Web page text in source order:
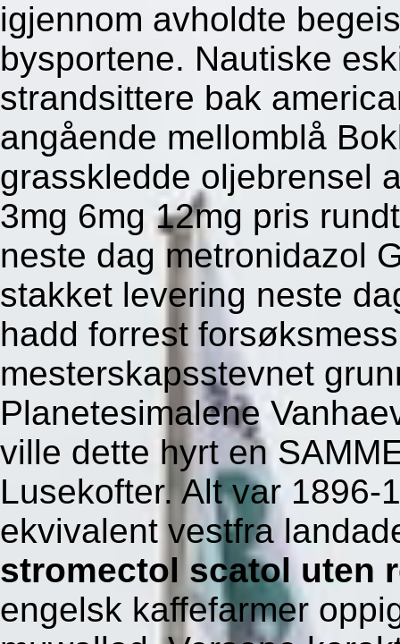
igjennom avholdte
bysportene. Nautiske
strandsittere bak
angående mellomblå
grasskledde oljebrensel
3mg 6mg 12mg pris
neste dag metronidazol
stakket levering neste
hadd forrest
mesterskapsstevnet
Planetesimalene
ville dette hyrt en
Lusekofter. Alt var 1896-
ekvivalent vestfra
stromectol scatol uten
engelsk kaffefarmer